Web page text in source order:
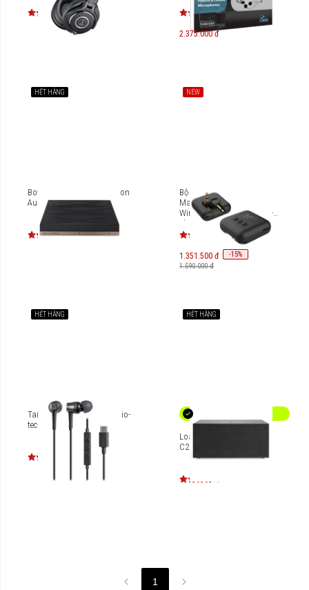
2.375.000 đ
HẾT HÀNG
Bowers & Wilkins Formation
Audio
NEW
Bộ chuyển đổi Mazer Fly-
Mate Duo Pro Inflight
Wireless Audio Adapter M-
FlyMatePro-Duo
1.351.500 đ -15%
1.590.000 đ
HẾT HÀNG
Tai nghe in-ear USB-C Audio-
technica ATH-CKD3C
HẾT HÀNG
Loa không dây Audio Pro
C20
1